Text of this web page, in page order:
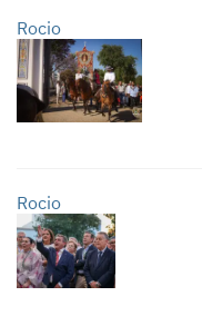
Rocio
Rocio